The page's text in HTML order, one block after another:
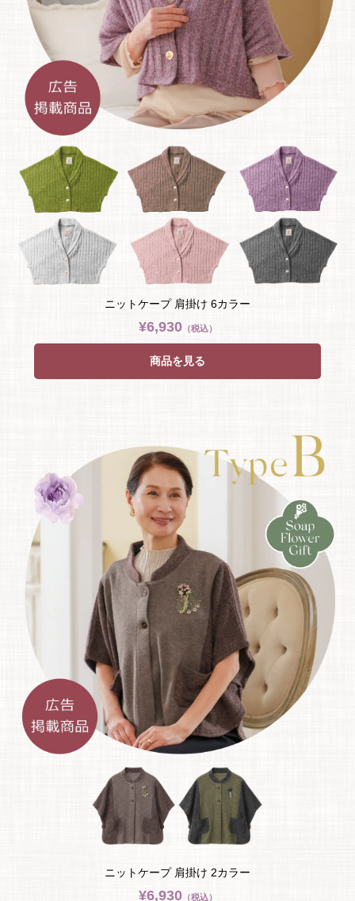
ニットケープ 肩掛け 6カラー
¥6,930（税込）
商品を見る
ニットケープ 肩掛け 2カラー
¥6,930（税込）